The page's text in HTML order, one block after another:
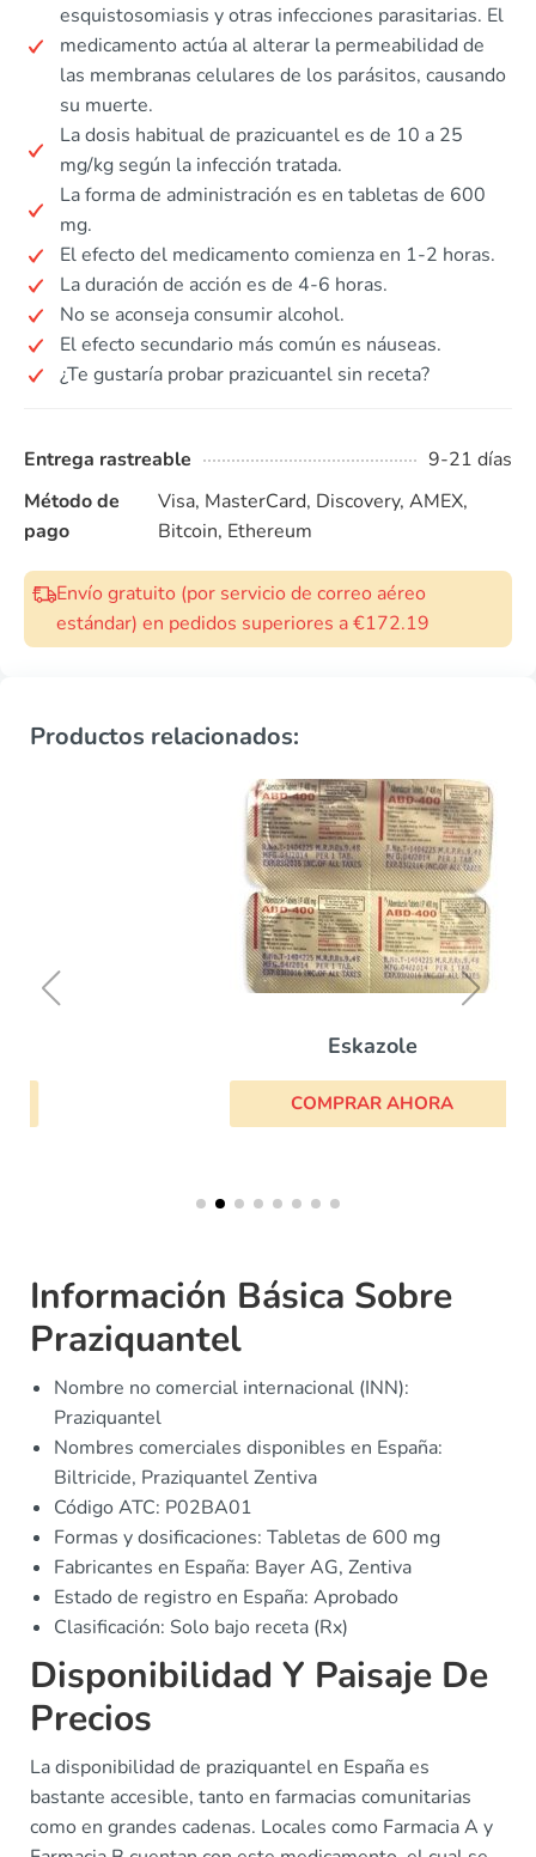
esquistosomiasis y otras infecciones parasitarias. El
medicamento actúa al alterar la permeabilidad de
las membranas celulares de los parásitos, causando
su muerte.
La dosis habitual de prazicuantel es de 10 a 25
mg/kg según la infección tratada.
La forma de administración es en tabletas de 600
mg.
El efecto del medicamento comienza en 1-2 horas.
La duración de acción es de 4-6 horas.
No se aconseja consumir alcohol.
El efecto secundario más común es náuseas.
¿Te gustaría probar prazicuantel sin receta?
Entrega rastreable
9-21 días
Método de
pago
Visa, MasterCard, Discovery, AMEX,
Bitcoin, Ethereum
Envío gratuito (por servicio de correo aéreo
estándar) en pedidos superiores a €172.19
Productos relacionados:
COMPRAR AHORA
Información Básica Sobre
Praziquantel
Nombre no comercial internacional (INN):
Praziquantel
Nombres comerciales disponibles en España:
Biltricide, Praziquantel Zentiva
Código ATC: P02BA01
Formas y dosificaciones: Tabletas de 600 mg
Fabricantes en España: Bayer AG, Zentiva
Estado de registro en España: Aprobado
Clasificación: Solo bajo receta (Rx)
Disponibilidad Y Paisaje De
Precios
La disponibilidad de praziquantel en España es
bastante accesible, tanto en farmacias comunitarias
como en grandes cadenas. Locales como Farmacia A y